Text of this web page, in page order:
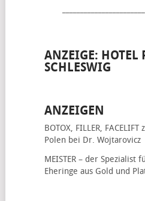
ANZEIGE: HOTEL
SCHLESWIG
ANZEIGEN
BOTOX, FILLER, FACELIFT
Polen bei Dr. Wojtarovicz
MEISTER – der Spezialist
Eheringe aus Gold und